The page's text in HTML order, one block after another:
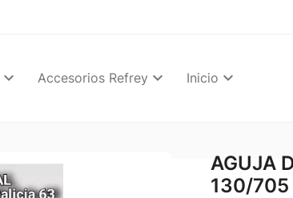
Accesorios Refrey Inicio
AGUJA
130/705